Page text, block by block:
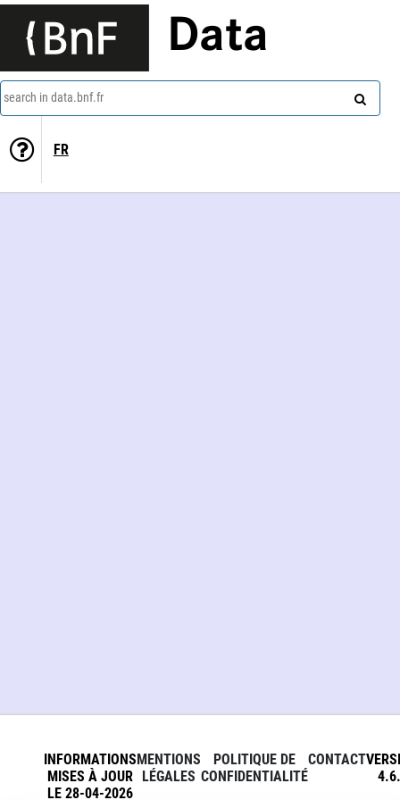
Data
search in data.bnf.fr
FR
INFORMATIONS
MISES À JOUR
LE 28-04-2026
MENTIONS
LÉGALES
POLITIQUE DE
CONFIDENTIALITÉ
CONTACT